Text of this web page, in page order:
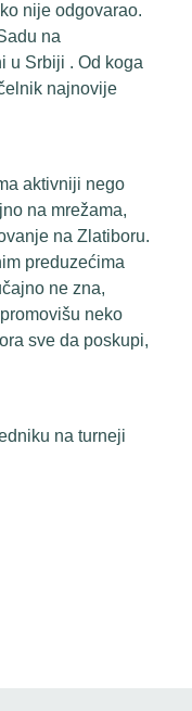
nije odgovarao.
na
u Srbiji . Od koga
najnovije
aktivniji nego
na mrežama,
na Zlatiboru.
preduzećima
ne zna,
neko
sve da poskupi,
na turneji